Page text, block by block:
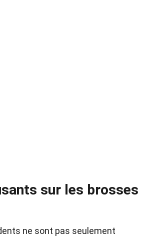
sur les brosses
ne sont pas seulement